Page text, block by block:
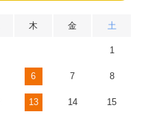
木 金 土
1
6 7 8
13 14 15